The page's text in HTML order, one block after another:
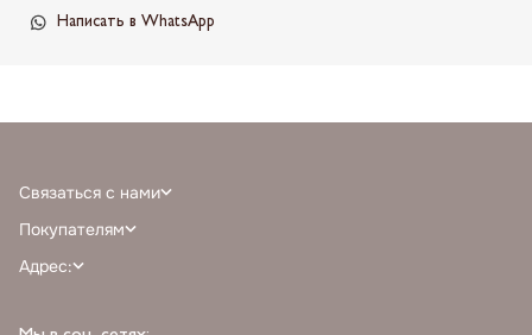
Написать в WhatsApp
Связаться с нами
+7 (968) 388-77-75
Написать в MAX
Покупателям
Личный кабинет
Адрес: